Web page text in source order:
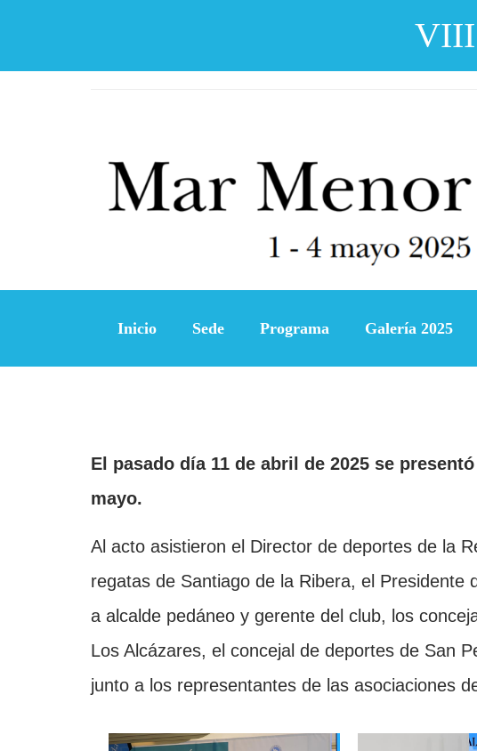
VIII
Inicio Sede Programa Galería 2025
El pasado día 11 de abril de 2025 se
mayo.
Al acto asistieron el Director de deportes de la
regatas de Santiago de la Ribera, el Presidente
a alcalde pedáneo y gerente del club, los
Los Alcázares, el concejal de deportes de San
junto a los representantes de las asociaciones